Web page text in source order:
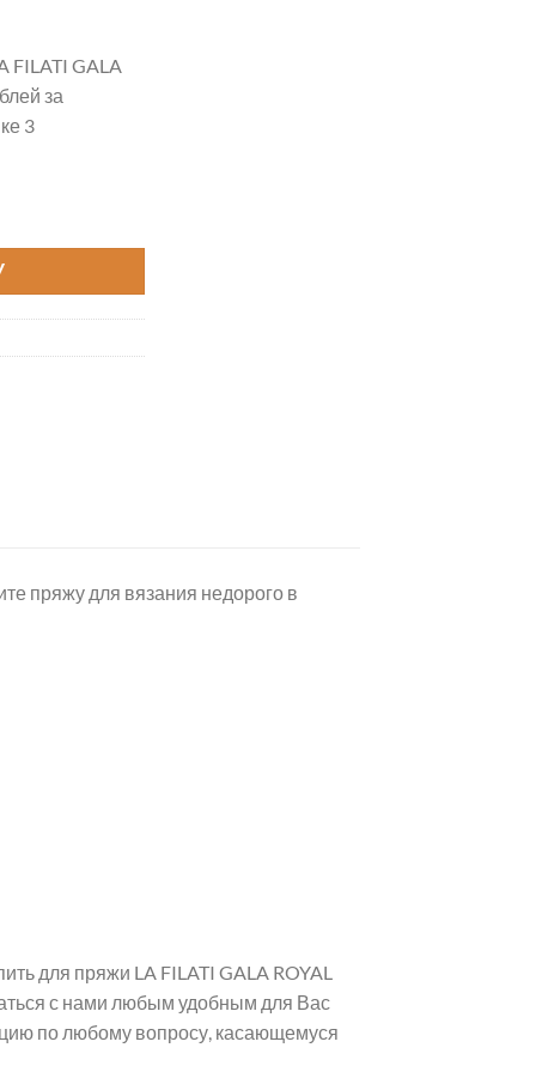
GALA
за
3
пряжу для вязания недорого в
для пряжи LA FILATI GALA ROYAL
с нами любым удобным для Вас
по любому вопросу, касающемуся